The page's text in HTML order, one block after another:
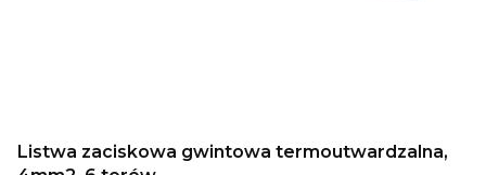
Listwa zaciskowa gwintowa termoutwardzalna,